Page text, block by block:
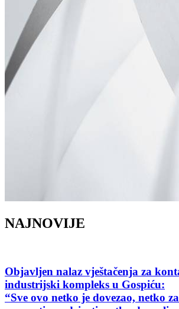
NAJNOVIJE
Objavljen nalaz vještačenja za
industrijski kompleks u Gospiću:
“Sve ovo netko je dovezao, netko